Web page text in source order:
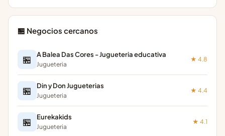
🏪 Negocios cercanos
🏪 A Balea Das Cores - Jugueteria educativa
Jugueteria
★ 4.8
🏪 Din y Don Jugueterias
Jugueteria
★ 4.4
🏪 Eurekakids
Jugueteria
★ 4.1